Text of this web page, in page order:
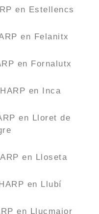
en Estellencs
en Felanitx
en Fornalutx
en Inca
en Lloret de
en Lloseta
en Llubí
en Llucmajor